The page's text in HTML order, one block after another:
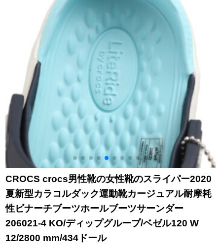
CROCS crocs男性靴の女性靴のスライパー2020
夏新型カラコルダック運動靴カージュアル耐摩耗
性ビナーチブーツホールブーツサーンダー
206021-4 KO/ディップグループ/ベゼル120 W
12/2800 mm/434ドール